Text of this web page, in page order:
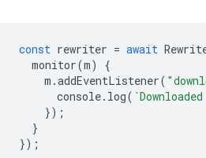
const rewriter = await
monitor
m
m.addEventListener(
console.log(